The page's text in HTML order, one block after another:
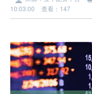
10:03:00
查看：147